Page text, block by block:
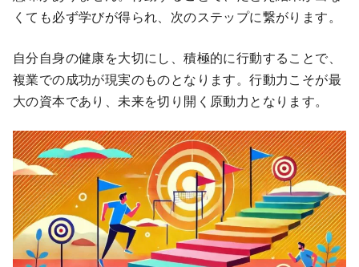
くても必ず学びが得られ、次のステップに繋がります。
自分自身の健康を大切にし、積極的に行動することで、
複業での成功が現実のものとなります。行動力こそが最
大の資本であり、未来を切り開く原動力となります。